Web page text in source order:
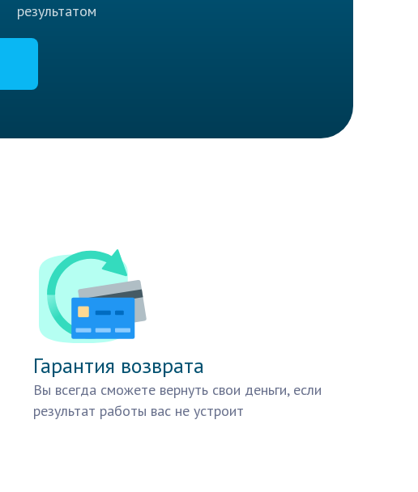
результатом
Гарантия возврата
Вы всегда сможете вернуть свои деньги, если
результат работы вас не устроит